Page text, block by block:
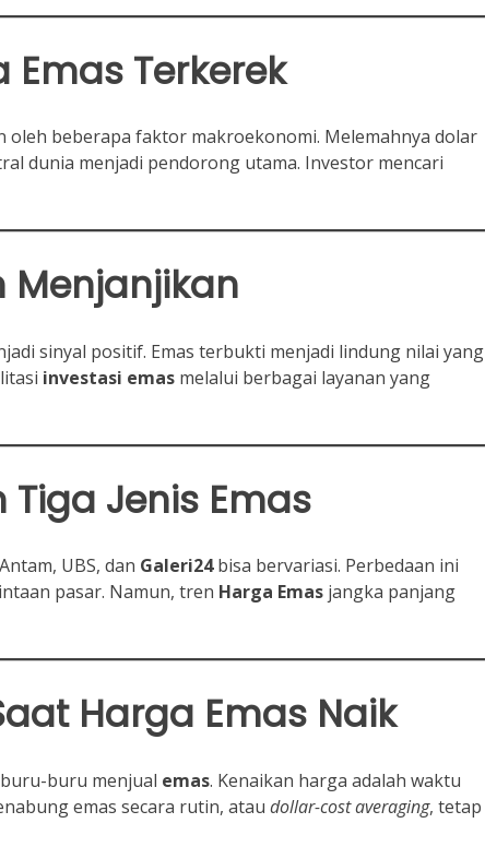
Emas Terkerek
oleh beberapa faktor makroekonomi. Melemahnya dolar
dunia menjadi pendorong utama. Investor mencari
Menjanjikan
sinyal positif. Emas terbukti menjadi lindung nilai yang
investasi emas melalui berbagai layanan yang
Jenis Emas
UBS, dan Galeri24bisa bervariasi. Perbedaan ini
pasar. Namun, tren Harga Emas jangka panjang
Harga Emas Naik
buru menjual emas. Kenaikan harga adalah waktu
emas secara rutin, atau dollar-cost averaging, tetap